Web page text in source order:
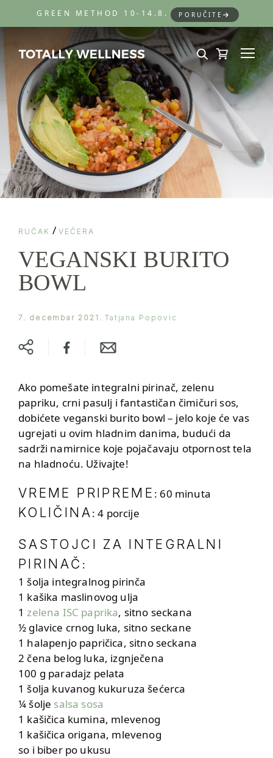
GREEN METHOD 10-14.8. PORUČITE
RUČAK /VEČERA
VEGANSKI BURITO
BOWL
7. decembar 2021. Tatjana Popovic
Ako pomešate integralni pirinač, zelenu
papriku, crni pasulj i fantastičan čimičuri sos,
dobićete veganski burito bowl – jelo koje će vas
ugrejati u ovim hladnim danima, budući da
sadrži namirnice koje pojačavaju otpornost tela
na hladnoću. Uživajte!
VREME PRIPREME : 60 minuta
KOLIČINA: 4 porcije
SASTOJCI ZA INTEGRALNI
PIRINAČ :
1 šolja integralnog pirinča
1 kašika maslinovog ulja
1zelena ISC paprika, sitno seckana
½ glavice crnog luka, sitno seckane
1 halapenjo papričica, sitno seckana
2 čena belog luka, izgnječena
100 g paradajz pelata
1 šolja kuvanog kukuruza šećerca
¼ šolje salsa sosa
1 kašičica kumina, mlevenog
1 kašičica origana, mlevenog
so i biber po ukusu